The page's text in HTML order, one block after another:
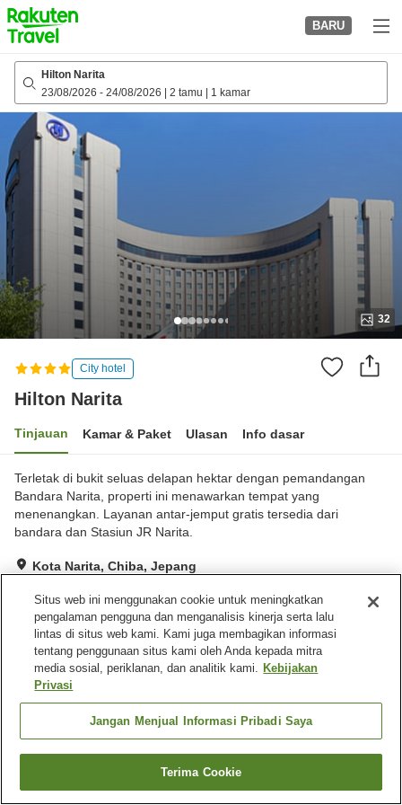
to
top
page
BARU
Hilton Narita
23/08/2026 - 24/08/2026 2 tamu 1 kamar
32
City hotel
Hilton Narita
Tinjauan Kamar & Paket Ulasan Info dasar
Terletak di bukit seluas delapan hektar dengan pemandangan
Bandara Narita, properti ini menawarkan tempat yang
menenangkan. Layanan antar-jemput gratis tersedia dari
bandara dan Stasiun JR Narita.
Kota Narita, Chiba, Jepang
Sangat baik Ulasan:71
Fasilitas properti
Wi-Fi
Beranda Jepang Chiba Kota Narita Hilton Narita
Cari kamar
Situs web ini menggunakan cookie untuk meningkatkan
pengalaman pengguna dan menganalisis kinerja serta lalu
lintas di situs web kami. Kami juga membagikan informasi
tentang penggunaan situs kami oleh Anda kepada mitra
media sosial, periklanan, dan analitik kami. Kebijakan
Privasi
Jangan Menjual Informasi Pribadi Saya
Terima Cookie